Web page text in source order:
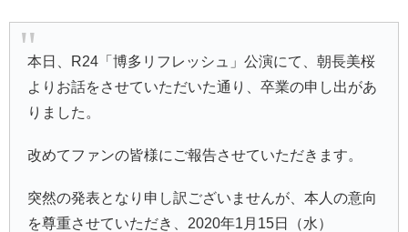
本日、R24「博多リフレッシュ」公演にて、朝長美桜
よりお話をさせていただいた通り、卒業の申し出があ
りました。
改めてファンの皆様にご報告させていただきます。
突然の発表となり申し訳ございませんが、本人の意向
を尊重させていただき、2020年1月15日（水）